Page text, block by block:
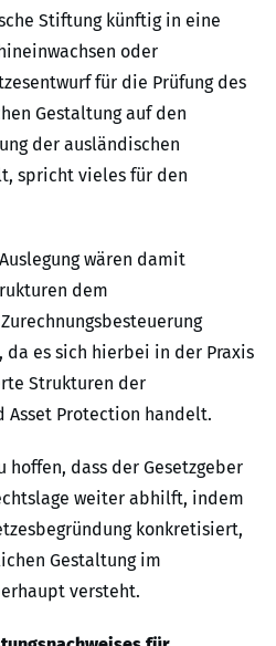
Stiftung künftig in eine
oder
für die Prüfung des
Gestaltung auf den
der ausländischen
spricht vieles für den
wären damit
dem
da es sich hierbei in der Praxis
Strukturen der
Asset Protection handelt.
dass der Gesetzgeber
weiter abhilft, indem
konkretisiert,
Gestaltung im
versteht.